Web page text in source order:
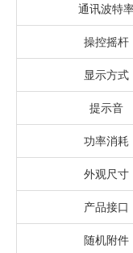
通讯波特
操控摇杆
显示方式
提示音
功率消耗
外观尺寸
产品接口
随机附件